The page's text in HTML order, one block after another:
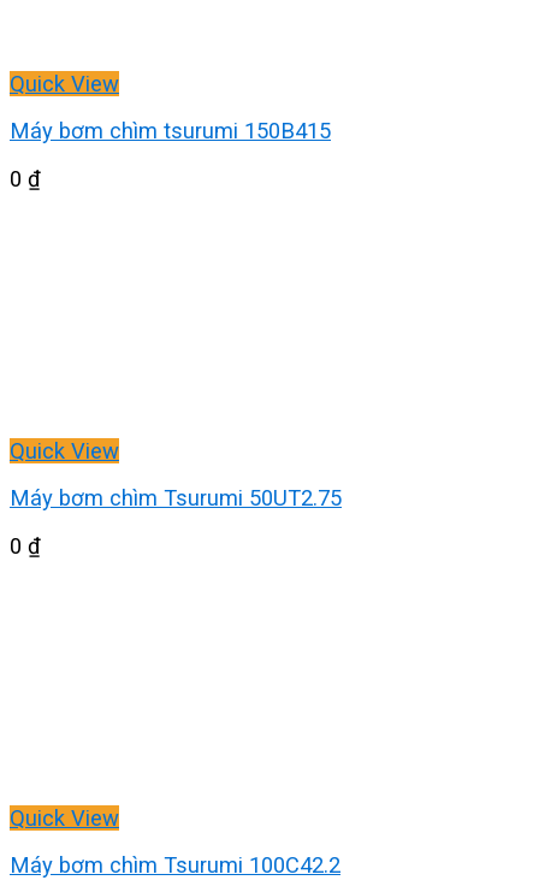
Quick View
Máy bơm chìm tsurumi 150B415
0 ₫
Quick View
Máy bơm chìm Tsurumi 50UT2.75
0 ₫
Quick View
Máy bơm chìm Tsurumi 100C42.2